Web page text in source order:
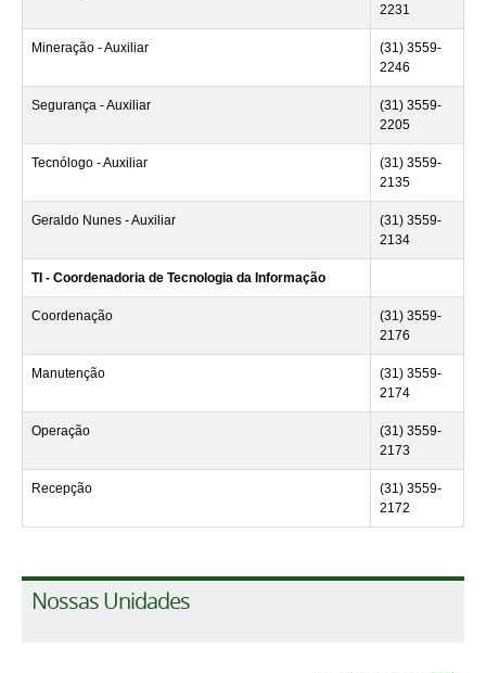
2231
Mineração - Auxiliar
(31) 3559-
2246
Segurança - Auxiliar
(31) 3559-
2205
Tecnólogo - Auxiliar
(31) 3559-
2135
Geraldo Nunes - Auxiliar
(31) 3559-
2134
TI - Coordenadoria de Tecnologia da Informação
Coordenação
(31) 3559-
2176
Manutenção
(31) 3559-
2174
Operação
(31) 3559-
2173
Recepção
(31) 3559-
2172
Nossas Unidades